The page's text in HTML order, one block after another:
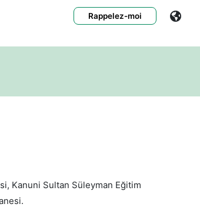
Rappelez-moi
Kanuni Sultan Süleyman Eğitim